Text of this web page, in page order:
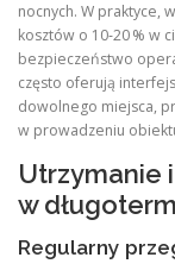
nocnych. W praktyce,
kosztów o 10‑20 % w
bezpieczeństwo
często oferują
dowolnego miejsca,
w prowadzeniu
Utrzymanie
w
Regularny